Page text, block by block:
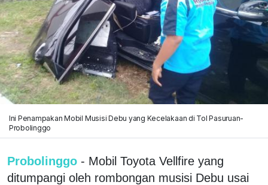
Ini Penampakan Mobil Musisi Debu yang Kecelakaan di Tol Pasuruan-
Probolinggo
Probolinggo - Mobil Toyota Vellfire yang
ditumpangi oleh rombongan musisi Debu usai